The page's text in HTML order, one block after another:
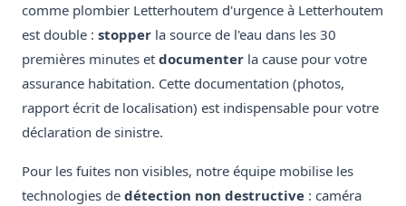
comme plombier Letterhoutem d'urgence à Letterhoutem
est double : stopper la source de l'eau dans les 30
premières minutes et documenter la cause pour votre
assurance habitation. Cette documentation (photos,
rapport écrit de localisation) est indispensable pour votre
déclaration de sinistre.
Pour les fuites non visibles, notre équipe mobilise les
technologies de détection non destructive : caméra